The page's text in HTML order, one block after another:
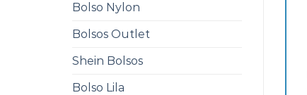
Bolso Nylon
Bolsos Outlet
Shein Bolsos
Bolso Lila